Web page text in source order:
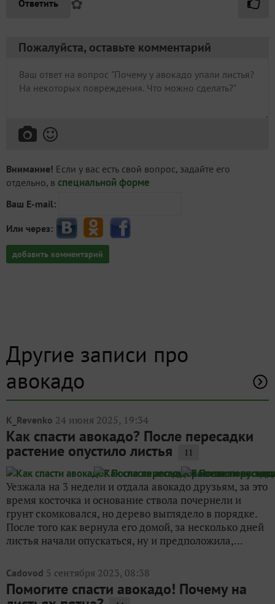
Ответить
Пожалуйста, оставьте комментарий
Внимание! Если у вас есть свой вопрос, задайте его
отдельно, в специальной форме
Ваш E-mail:
Или через:
добавить комментарий
Другие записи про
авокадо
K_Revenko 24 июня 2025, 19:34
Как спасти авокадо? После пересадки
растение опустило листья 11
Уезжала на 3 недели и отдала авокадо друзьям, за это
время косточка и основание ствола почернели и
грунт скомковался, но дерево выглядело в порядке.
После того как вернула его домой, за несколько дней
листья начали опускаться, ну и предположила,...
Cadovod 5 сентября 2023, 08:38
Помогите спасти авокадо! Почему на